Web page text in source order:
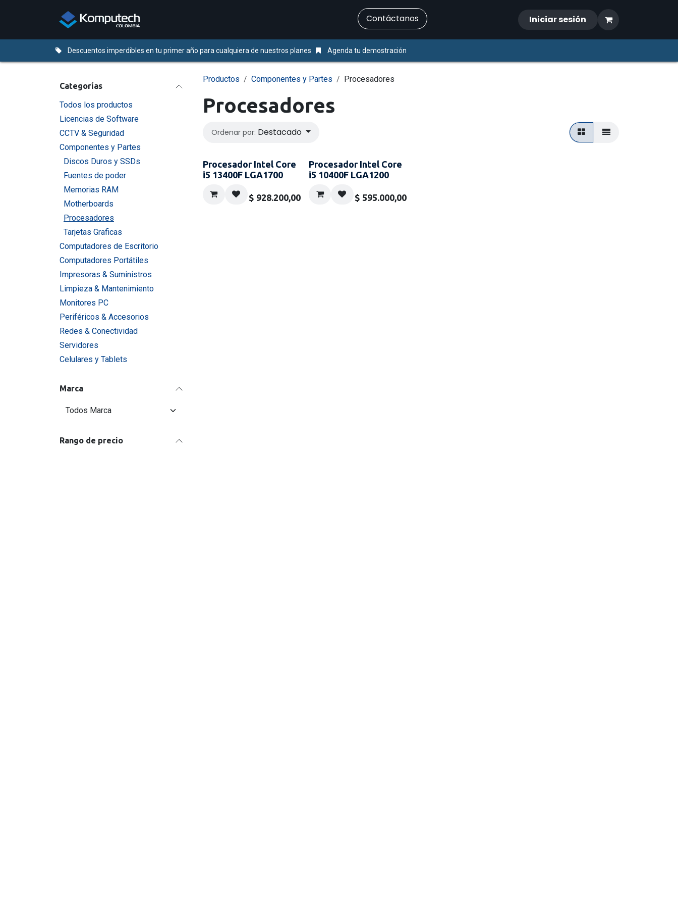
​Contáctanos Iniciar sesión
Descuentos imperdibles en tu primer año para cualquiera de nuestros planes Agenda tu demostración
Categorías
Todos los productos
Licencias de Software
CCTV & Seguridad
Componentes y Partes
Discos Duros y SSDs
Fuentes de poder
Memorias RAM
Motherboards
Procesadores
Tarjetas Graficas
Computadores de Escritorio
Computadores Portátiles
Impresoras & Suministros
Limpieza & Mantenimiento
Monitores PC
Periféricos & Accesorios
Redes & Conectividad
Servidores
Celulares y Tablets
Marca
Rango de precio
Productos Componentes y Partes Procesadores
Procesadores
Ordenar por: Destacado
Procesador Intel Core
i5 13400F LGA1700
$ 928.200,00
Procesador Intel Core
i5 10400F LGA1200
$ 595.000,00